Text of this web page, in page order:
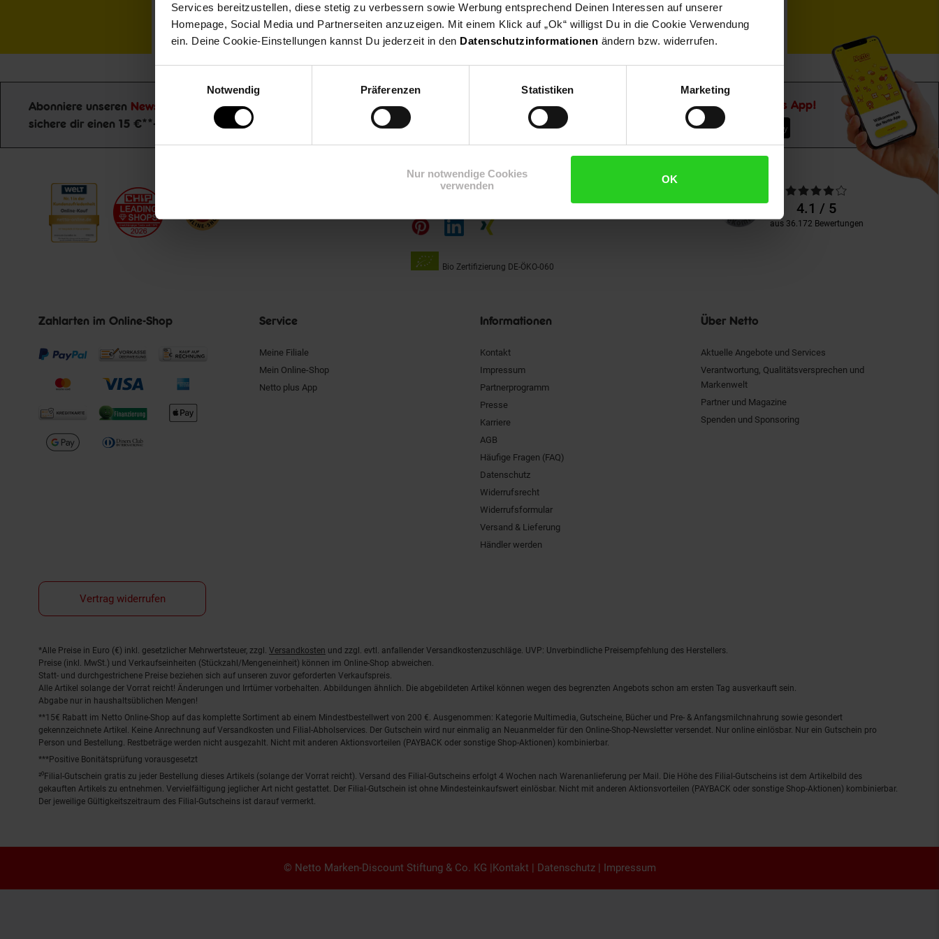
Services bereitzustellen, diese stetig zu verbessern sowie Werbung entsprechend Deinen Interessen auf unserer
Homepage, Social Media und Partnerseiten anzuzeigen. Mit einem Klick auf „Ok“ willigst Du in die Cookie Verwendung
ein. Deine Cookie-Einstellungen kannst Du jederzeit in den Datenschutzinformationen ändern bzw. widerrufen.
Notwendig
Präferenzen Statistiken Marketing
Nur notwendige Cookies
verwenden
OK
Newsletter Anmeldung
Abonniere unseren Newsletter
sichere dir einen 15 €**-Gutschein!
**
Jetzt zum Newsletter anmelden
Downloade die Netto plus App!
auf
Bio Zertifizierung DE-ÖKO-060
Kundenbewertungen
Durchschnittliche
Bewertungen4.1 / 5
aus 36.172 Bewertungen
Zahlarten im Online-Shop Service
Meine Filiale
Mein Online-Shop
Netto plus App
Informationen
Kontakt
Impressum
Partnerprogramm
Presse
Karriere
AGB
Häufige Fragen (FAQ)
Datenschutz
Widerrufsrecht
Widerrufsformular
Versand & Lieferung
Händler werden
Über Netto
Aktuelle Angebote und Services
Verantwortung, Qualitätsversprechen und
Markenwelt
Partner und Magazine
Spenden und Sponsoring
Vertrag widerrufen
Fußnoten
*Alle Preise in Euro (€) inkl. gesetzlicher Mehrwertsteuer, zzgl. Versandkosten und zzgl. evtl. anfallender Versandkostenzuschläge. UVP: Unverbindliche Preisempfehlung des Herstellers.
Preise (inkl. MwSt.) und Verkaufseinheiten (Stückzahl/Mengeneinheit) können im Online-Shop abweichen.
Statt- und durchgestrichene Preise beziehen sich auf unseren zuvor geforderten Verkaufspreis.
Alle Artikel solange der Vorrat reicht! Änderungen und Irrtümer vorbehalten. Abbildungen ähnlich. Die abgebildeten Artikel können wegen des begrenzten Angebots schon am ersten Tag ausverkauft sein.
Abgabe nur in haushaltsüblichen Mengen!
**15€ Rabatt im Netto Online-Shop auf das komplette Sortiment ab einem Mindestbestellwert von 200 €. Ausgenommen: Kategorie Multimedia, Gutscheine, Bücher und Pre- & Anfangsmilchnahrung sowie gesondert
gekennzeichnete Artikel. Keine Anrechnung auf Versandkosten und Filial-Abholservices. Der Gutschein wird nur einmalig an Neuanmelder für den Online-Shop-Newsletter versendet. Nur online einlösbar. Nur ein Gutschein pro
Person und Bestellung. Restbeträge werden nicht ausgezahlt. Nicht mit anderen Aktionsvorteilen (PAYBACK oder sonstige Shop-Aktionen) kombinierbar.
***Positive Bonitätsprüfung vorausgesetzt
²⁰Filial-Gutschein gratis zu jeder Bestellung dieses Artikels (solange der Vorrat reicht). Versand des Filial-Gutscheins erfolgt 4 Wochen nach Warenanlieferung per Mail. Die Höhe des Filial-Gutscheins ist dem Artikelbild des
gekauften Artikels zu entnehmen. Vervielfältigung jeglicher Art nicht gestattet. Der Filial-Gutschein ist ohne Mindesteinkaufswert einlösbar. Nicht mit anderen Aktionsvorteilen (PAYBACK oder sonstige Shop-Aktionen) kombinierbar.
Der jeweilige Gültigkeitszeitraum des Filial-Gutscheins ist darauf vermerkt.
© Netto Marken-Discount Stiftung & Co. KG |Kontakt | Datenschutz| Impressum